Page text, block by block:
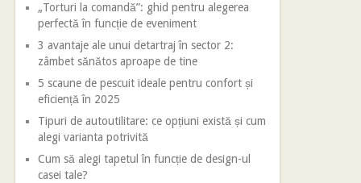
„Torturi la comandă”: ghid pentru alegerea
perfectă în funcție de eveniment
3 avantaje ale unui detartraj în sector 2:
zâmbet sănătos aproape de tine
5 scaune de pescuit ideale pentru confort și
eficiență în 2025
Tipuri de autoutilitare: ce opțiuni există și cum
alegi varianta potrivită
Cum să alegi tapetul în funcție de design-ul
casei tale?